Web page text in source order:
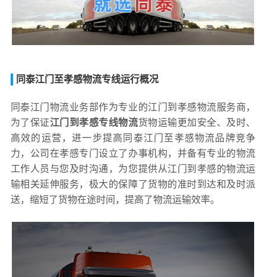
同泰江门至孝感物流专线运行概况
同泰江门物流业务部作为专业的江门到孝感物流服务商，
为了保证江门到孝感专线物流货物运输更加安全、及时、
高效的运营，进一步提高同泰江门至孝感物流品牌竞争
力，公司在孝感专门设立了办事机构，并备有专业的物流
工作人员与您及时沟通，为您提供从江门到孝感的物流运
输相关延伸服务，极大的保障了货物的准时到达和及时派
送，缩短了货物在途时间，提高了物流运输效率。